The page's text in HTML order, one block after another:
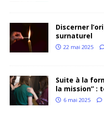
Discerner
surnaturel
22 mai 2025
Suite à la
la mission” :
6 mai 2025